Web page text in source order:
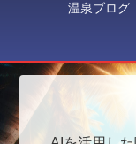
温泉ブログ